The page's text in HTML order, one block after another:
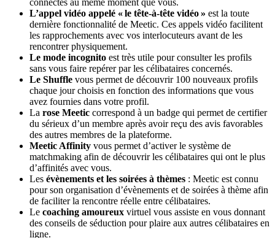
L’appel vidéo appelé « le tête-à-tête vidéo » est la toute
dernière fonctionnalité de Meetic. Ces appels vidéo facilitent
les rapprochements avec vos interlocuteurs avant de les
rencontrer physiquement.
Le mode incognito est très utile pour consulter les profils
sans vous faire repérer par les célibataires concernés.
Le Shuffle vous permet de découvrir 100 nouveaux profils
chaque jour choisis en fonction des informations que vous
avez fournies dans votre profil.
La rose Meetic correspond à un badge qui permet de certifier
du sérieux d’un membre après avoir reçu des avis favorables
des autres membres de la plateforme.
Meetic Affinity vous permet d’activer le système de
matchmaking afin de découvrir les célibataires qui ont le plus
d’affinités avec vous.
Les évènements et les soirées à thèmes : Meetic est connu
pour son organisation d’évènements et de soirées à thème afin
de faciliter la rencontre réelle entre célibataires.
Le coaching amoureux virtuel vous assiste en vous donnant
des conseils de séduction pour plaire aux autres célibataires en
ligne.